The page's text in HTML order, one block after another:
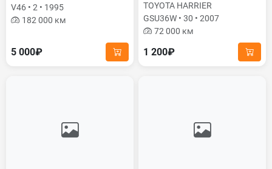
V46 • 2 • 1995
182 000 км
5 000₽
TOYOTA HARRIER
GSU36W • 30 • 2007
72 000 км
1 200₽